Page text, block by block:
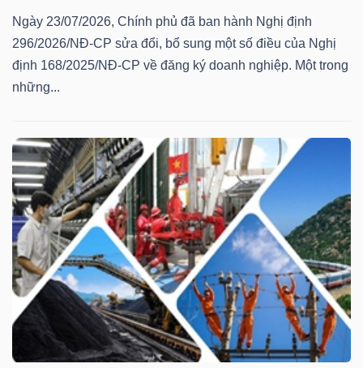
Ngày 23/07/2026, Chính phủ đã ban hành Nghị định
296/2026/NĐ-CP sửa đổi, bổ sung một số điều của Nghị
định 168/2025/NĐ-CP về đăng ký doanh nghiệp. Một trong
những...
CHĂM
SÓC
SỨC
TÀI
CHÍNH
CÔNG
NGHỆ